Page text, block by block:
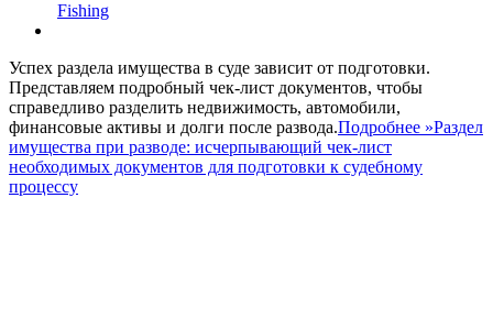
Fishing
Успех раздела имущества в суде зависит от подготовки.
Представляем подробный чек-лист документов, чтобы
справедливо разделить недвижимость, автомобили,
финансовые активы и долги после развода.Подробнее »Раздел
имущества при разводе: исчерпывающий чек-лист
необходимых документов для подготовки к судебному
процессу